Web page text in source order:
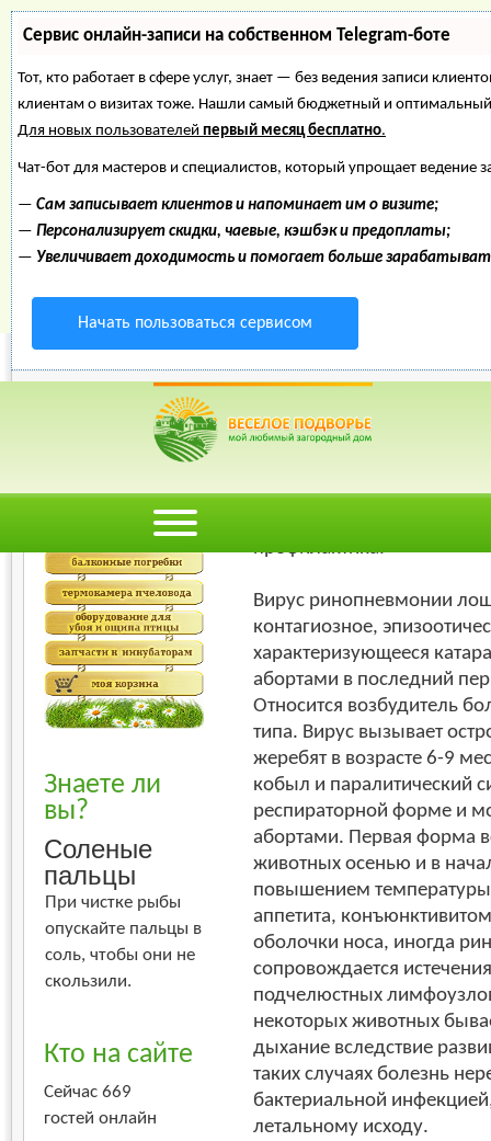
Сервис онлайн-записи на собственном Telegram-боте
Тот, кто работает в сфере услуг, знает — без ведения записи
клиентам о визитах тоже. Нашли самый бюджетный и
Для новых пользователей первый месяц бесплатно.
Чат-бот для мастеров и специалистов, который упрощает ведение
— Сам записывает клиентов и напоминает им о визите;
— Персонализирует скидки, чаевые, кэшбэк и предоплаты;
— Увеличивает доходимость и помогает больше
Начать пользоваться сервисом
Энциклопедия
Знаете ли
вы?
Соленые
пальцы
При чистке рыбы
опускайте пальцы в
соль, чтобы они не
скользили.
Кто на сайте
Сейчас 669
гостей онлайн
Ринопневмония
Худший
Лучший
профилактика.
Вирус ринопневмонии
контагиозное,
характеризующееся
абортами в последний
Относится возбудитель
типа. Вирус вызывает
жеребят в возрасте 6-9
кобыл и паралитический
респираторной форме и
абортами. Первая форма
животных осенью и в
повышением температуры
аппетита,
оболочки носа, иногда
сопровождается
подчелюстных
некоторых животных
дыхание вследствие
таких случаях болезнь
бактериальной
летальному исходу.